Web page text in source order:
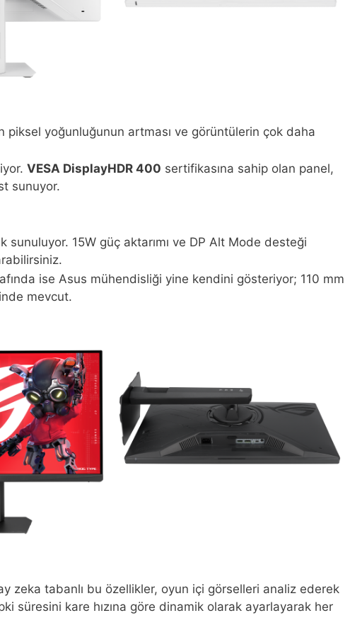
yoğunluğunun artması ve görüntülerin çok daha
VESA DisplayHDR 400 sertifikasına sahip olan panel,
sunuyor.
15W güç aktarımı ve DP Alt Mode desteği
ise Asus mühendisliği yine kendini gösteriyor; 110 mm
mevcut.
zeka tabanlı bu özellikler, oyun içi görselleri analiz ederek
süresini kare hızına göre dinamik olarak ayarlayarak her